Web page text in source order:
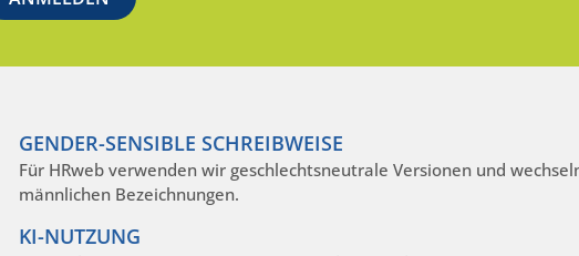
GENDER-SENSIBLE SCHREIBWEISE
Für HRweb verwenden wir geschlechtsneutrale Versionen und
männlichen Bezeichnungen.
KI-NUTZUNG